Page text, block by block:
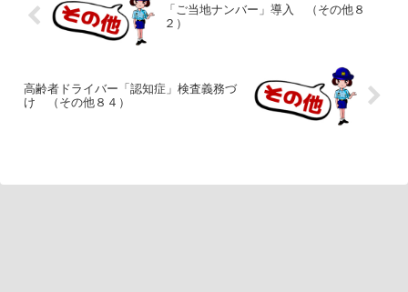
「ご当地ナンバー」導入 （その他８
２）
高齢者ドライバー「認知症」検査義務づ
け （その他８４）